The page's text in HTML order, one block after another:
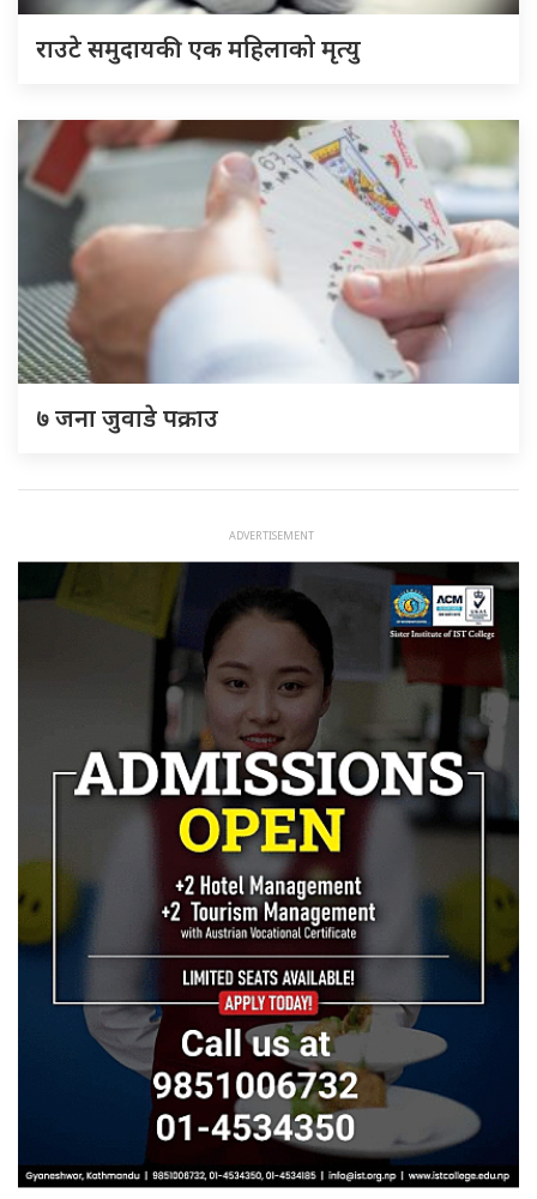
राउटे समुदायकी एक महिलाको मृत्यु
७ जना जुवाडे पक्राउ